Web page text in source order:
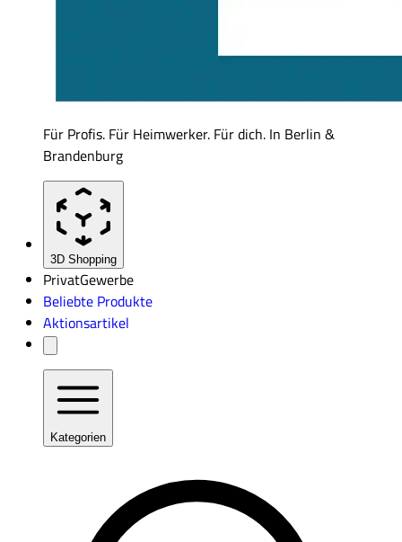
Für Profis. Für Heimwerker. Für dich. In Berlin &
Brandenburg
3D Shopping
PrivatGewerbe
Beliebte Produkte
Aktionsartikel
Kategorien